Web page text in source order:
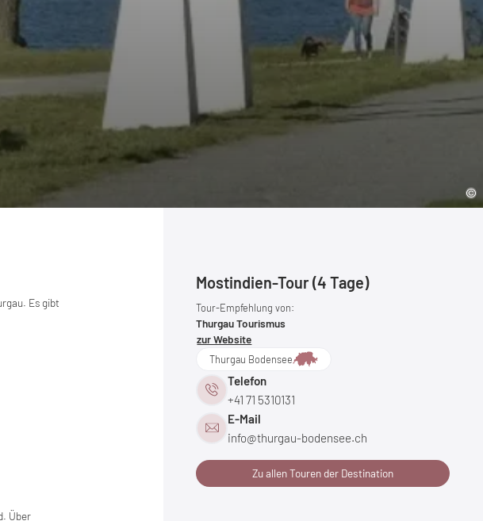
Es gibt
Über
Mostindien-Tour (4 Tage)
Tour-Empfehlung von:
Thurgau Tourismus
zur Website
Thurgau Bodensee
Telefon
+41 71 5310131
E-Mail
info@thurgau-bodensee.ch
Zu allen Touren der Destination